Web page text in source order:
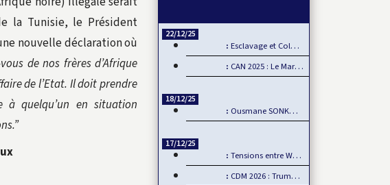
la Tunisie, le Président
nouvelle déclaration où
de nos frères d’Afrique
de l’Etat. Il doit prendre
à quelqu’un en situation
22/12/25
Esclavage et Colonialisme : Le Ghana, porte-voix pour…
CAN 2025 : Le Maroc démarre fort sa CAN
18/12/25
Ousmane SONKO : Fanon comme boussole de la souveraineté…
17/12/25
Tensions entre Washington et Pretoria sur fond de…
CDM 2026 : Trump interdit les supporters sénégalais…